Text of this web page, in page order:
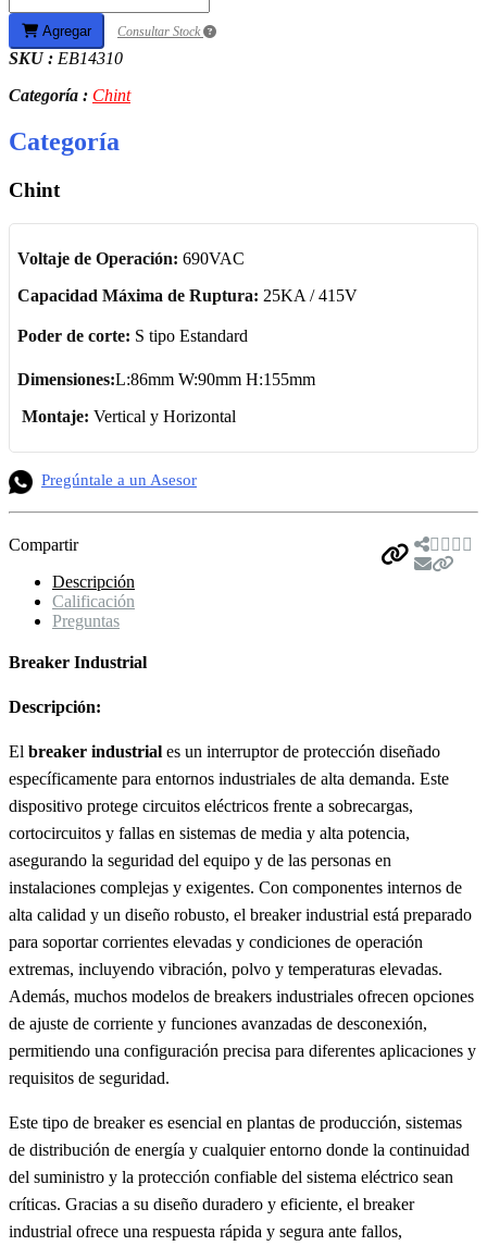
Agregar Consultar Stock
SKU : EB14310
Categoría : Chint
Categoría
Chint
Voltaje de Operación: 690VAC
Capacidad Máxima de Ruptura: 25KA / 415V
Poder de corte: S tipo Estandard
Dimensiones:L:86mm W:90mm H:155mm
Montaje: Vertical y Horizontal
Pregúntale a un Asesor
Compartir
Descripción
Calificación
Preguntas
Breaker Industrial
Descripción:
El breaker industrial es un interruptor de protección diseñado
específicamente para entornos industriales de alta demanda. Este
dispositivo protege circuitos eléctricos frente a sobrecargas,
cortocircuitos y fallas en sistemas de media y alta potencia,
asegurando la seguridad del equipo y de las personas en
instalaciones complejas y exigentes. Con componentes internos de
alta calidad y un diseño robusto, el breaker industrial está preparado
para soportar corrientes elevadas y condiciones de operación
extremas, incluyendo vibración, polvo y temperaturas elevadas.
Además, muchos modelos de breakers industriales ofrecen opciones
de ajuste de corriente y funciones avanzadas de desconexión,
permitiendo una configuración precisa para diferentes aplicaciones y
requisitos de seguridad.
Este tipo de breaker es esencial en plantas de producción, sistemas
de distribución de energía y cualquier entorno donde la continuidad
del suministro y la protección confiable del sistema eléctrico sean
críticas. Gracias a su diseño duradero y eficiente, el breaker
industrial ofrece una respuesta rápida y segura ante fallos,